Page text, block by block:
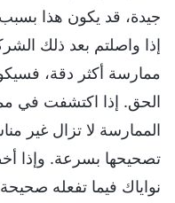
جيدة، قد يكون هذا
إذا واصلتم بعد ذلك
ممارسة أكثر دقة،
الحق. إذا اكتشفت في
الممارسة لا تزال غير
تصحيحها بسرعة. وإذا
نواياك فيما تفعله